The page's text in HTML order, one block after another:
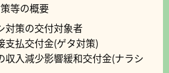
等の概要
対策の交付対象者
支払交付金(ゲタ対策)
収入減少影響緩和交付金(ナラシ